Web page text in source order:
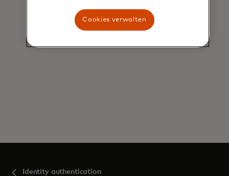
Identity authentication
Cookies verwalten